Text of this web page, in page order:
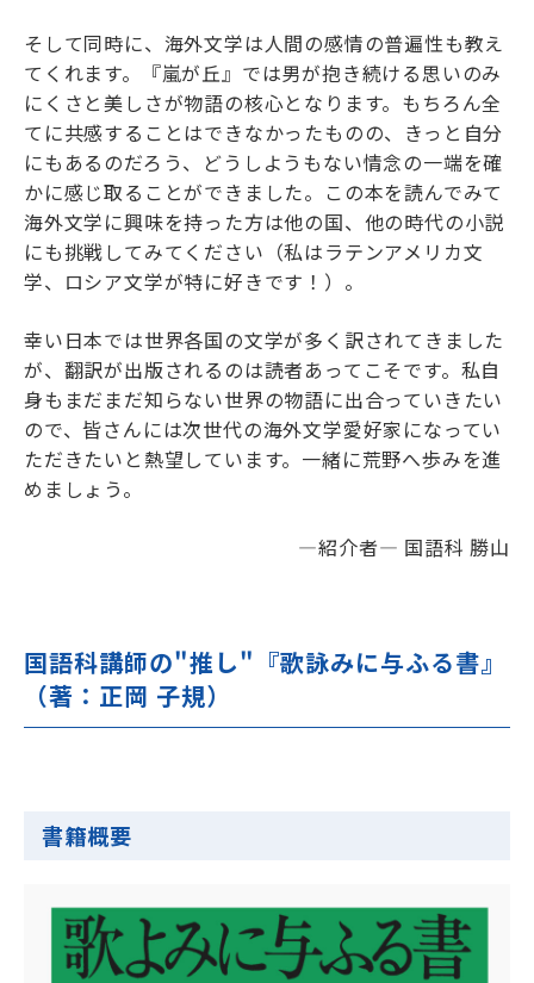
そして同時に、海外文学は人間の感情の普遍性も教え
てくれます。『嵐が丘』では男が抱き続ける思いのみ
にくさと美しさが物語の核心となります。もちろん全
てに共感することはできなかったものの、きっと自分
にもあるのだろう、どうしようもない情念の一端を確
かに感じ取ることができました。この本を読んでみて
海外文学に興味を持った方は他の国、他の時代の小説
にも挑戦してみてください（私はラテンアメリカ文
学、ロシア文学が特に好きです！）。
幸い日本では世界各国の文学が多く訳されてきました
が、翻訳が出版されるのは読者あってこそです。私自
身もまだまだ知らない世界の物語に出合っていきたい
ので、皆さんには次世代の海外文学愛好家になってい
ただきたいと熱望しています。一緒に荒野へ歩みを進
めましょう。
―紹介者― 国語科 勝山
国語科講師の"推し"『歌詠みに与ふる書』
（著：正岡 子規）
書籍概要